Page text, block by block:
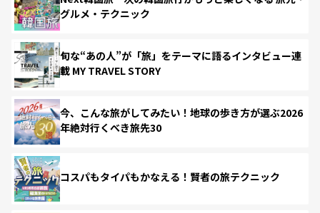
グルメ・テクニック
旬な“あの人”が「旅」をテーマに語るインタビュー連
載 MY TRAVEL STORY
今、こんな旅がしてみたい！地球の歩き方が選ぶ2026
年絶対行くべき旅先30
コスパもタイパもかなえる！賢者の旅テクニック